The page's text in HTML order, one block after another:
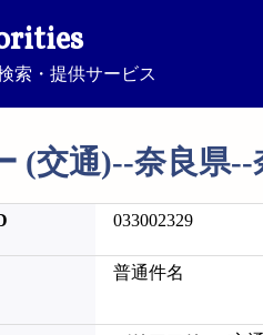
索・提供サービス
(交通)--奈良県--
033002329
普通件名